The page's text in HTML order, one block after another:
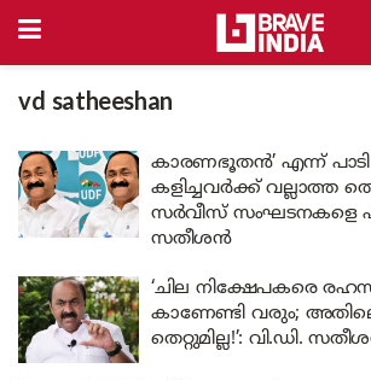
vd satheeshan
കാരണഭൂതൻ’ എന്ന് പാടി
കളിച്ചവർക്ക് വല്ലാത്ത
സർവീസ് സംഘടനകളെ
സതീശൻ
‘ചില നിക്ഷേപകരെ
കാണേണ്ടി വരും;
തെറ്റുമില്ല!’: വി.ഡി.